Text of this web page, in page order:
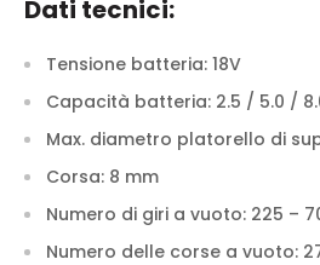
Dati tecnici:
Tensione batteria: 18V
Capacità batteria: 2.5 / 5.0 /
Max. diametro platorello di
Corsa: 8 mm
Numero di giri a vuoto: 225 –
Numero delle corse a vuoto: